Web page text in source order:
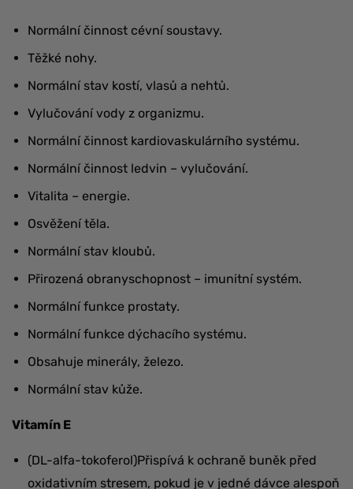
Normální činnost cévní soustavy.
Těžké nohy.
Normální stav kostí, vlasů a nehtů.
Vylučování vody z organizmu.
Normální činnost kardiovaskulárního systému.
Normální činnost ledvin – vylučování.
Vitalita – energie.
Osvěžení těla.
Normální stav kloubů.
Přirozená obranyschopnost – imunitní systém.
Normální funkce prostaty.
Normální funkce dýchacího systému.
Obsahuje minerály, železo.
Normální stav kůže.
Vitamín E
(DL-alfa-tokoferol)Přispívá k ochraně buněk před
oxidativním stresem, pokud je v jedné dávce alespoň